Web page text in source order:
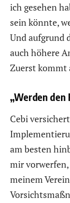
ich gesehen
sein könnte,
Und aufgrund
auch höhere
Zuerst kommt
„Werden den
Cebi
am besten
mir
meinem